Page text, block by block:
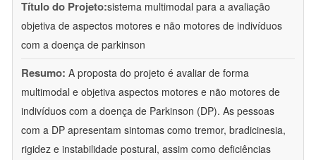
Título do Projeto:sistema multimodal para a avaliação
objetiva de aspectos motores e não motores de indivíduos
com a doença de parkinson
Resumo: A proposta do projeto é avaliar de forma
multimodal e objetiva aspectos motores e não motores de
indivíduos com a doença de Parkinson (DP). As pessoas
com a DP apresentam sintomas como tremor, bradicinesia,
rigidez e instabilidade postural, assim como deficiências